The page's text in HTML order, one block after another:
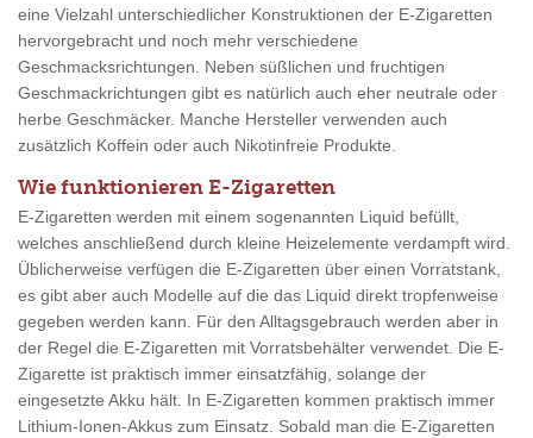
eine Vielzahl unterschiedlicher Konstruktionen der E-Zigaretten
hervorgebracht und noch mehr verschiedene
Geschmacksrichtungen. Neben süßlichen und fruchtigen
Geschmackrichtungen gibt es natürlich auch eher neutrale oder
herbe Geschmäcker. Manche Hersteller verwenden auch
zusätzlich Koffein oder auch Nikotinfreie Produkte.
Wie funktionieren E-Zigaretten
E-Zigaretten werden mit einem sogenannten Liquid befüllt,
welches anschließend durch kleine Heizelemente verdampft wird.
Üblicherweise verfügen die E-Zigaretten über einen Vorratstank,
es gibt aber auch Modelle auf die das Liquid direkt tropfenweise
gegeben werden kann. Für den Alltagsgebrauch werden aber in
der Regel die E-Zigaretten mit Vorratsbehälter verwendet. Die E-
Zigarette ist praktisch immer einsatzfähig, solange der
eingesetzte Akku hält. In E-Zigaretten kommen praktisch immer
Lithium-Ionen-Akkus zum Einsatz. Sobald man die E-Zigaretten